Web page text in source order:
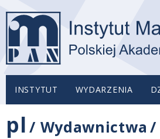
INSTYTUT WYDARZENIA
pl / Wydawnictwa /